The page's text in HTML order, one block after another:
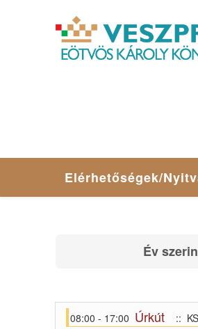
Elérhetőségek/
Év
08:00 - 17:00 Úrkút
::